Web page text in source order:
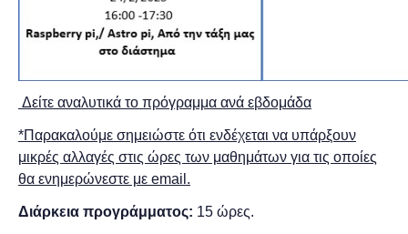
Δείτε αναλυτικά το πρόγραμμα ανά εβδομάδα
*Παρακαλούμε σημειώστε ότι ενδέχεται να υπάρξουν
μικρές αλλαγές στις ώρες των μαθημάτων για τις οποίες
θα ενημερώνεστε με email.
Διάρκεια προγράμματος: 15 ώρες.